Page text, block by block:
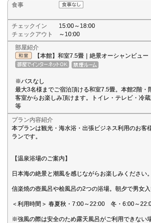
食事
チェックイン
15:00～18:00
チェックアウト
～10:00
部屋紹介
【本館】和室7.5畳｜絶景オーシャンビュー
※バスなし
最大3名様までご宿泊頂ける和室7.5畳。本館2階・
客室からお楽しみ頂けます。トイレ・テレビ・冷蔵
等
プラン内容紹介
本プランは観光・海水浴・出張ビジネス利用のお客
ランです。
【温泉浴場のご案内】
日本海の絶景と潮風を感じながらお楽しみください。
信楽焼の壺風呂や桧風呂の2つの浴場。朝夕で男女入
＜利用時間＞ 春夏秋・7:00～22:00 冬・6:00～
※強風の際は安全のため露天風呂がご利用できない